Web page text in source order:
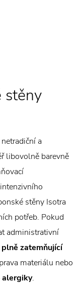
stěny
a
libovolně barevně
stěny Isotra
potřeb. Pokud
administrativní
plně zatemňující
materiálu nebo
alergiky.